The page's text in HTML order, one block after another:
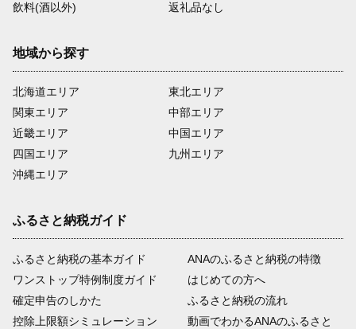
飲料(酒以外)
返礼品なし
地域から探す
北海道エリア
関東エリア
近畿エリア
四国エリア
沖縄エリア
東北エリア
中部エリア
中国エリア
九州エリア
ふるさと納税ガイド
ふるさと納税の基本ガイド
ワンストップ特例制度ガイド
確定申告のしかた
控除上限額シミュレーション
ANAのふるさと納税の特徴
はじめての方へ
ふるさと納税の流れ
動画でわかるANAのふるさと